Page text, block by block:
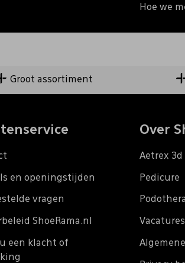
Hoe we
Groot assortiment
en openingstijden
vragen
ShoeRama.nl
een klacht of
Over
Aetrex 3d
Pedicure